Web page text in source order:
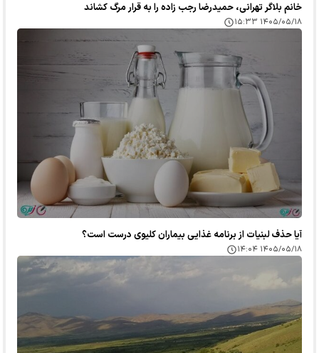
خانم بلاگر تهرانی، حمیدرضا رجب زاده را به قرار مرگ کشاند
۱۴۰۵/۰۵/۱۸ ۱۵:۳۳
آیا حذف لبنیات از برنامه غذایی بیماران کلیوی درست است؟
۱۴۰۵/۰۵/۱۸ ۱۴:۰۴